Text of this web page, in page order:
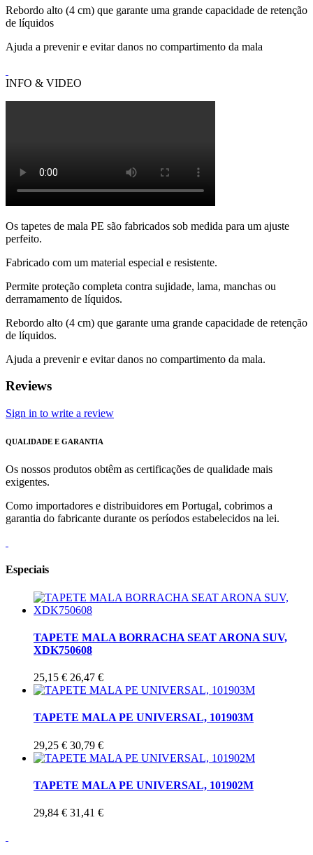
Rebordo alto (4 cm) que garante uma grande capacidade de retenção
de líquidos
Ajuda a prevenir e evitar danos no compartimento da mala
INFO & VIDEO
Os tapetes de mala PE são fabricados sob medida para um ajuste
perfeito.
Fabricado com um material especial e resistente.
Permite proteção completa contra sujidade, lama, manchas ou
derramamento de líquidos.
Rebordo alto (4 cm) que garante uma grande capacidade de retenção
de líquidos.
Ajuda a prevenir e evitar danos no compartimento da mala.
Reviews
Sign in to write a review
QUALIDADE E GARANTIA
Os nossos produtos obtêm as certificações de qualidade mais
exigentes.
Como importadores e distribuidores em Portugal, cobrimos a
garantia do fabricante durante os períodos estabelecidos na lei.
Especiais
TAPETE MALA BORRACHA SEAT ARONA SUV,
XDK750608
25,15 € 26,47 €
TAPETE MALA PE UNIVERSAL, 101903M
29,25 € 30,79 €
TAPETE MALA PE UNIVERSAL, 101902M
29,84 € 31,41 €